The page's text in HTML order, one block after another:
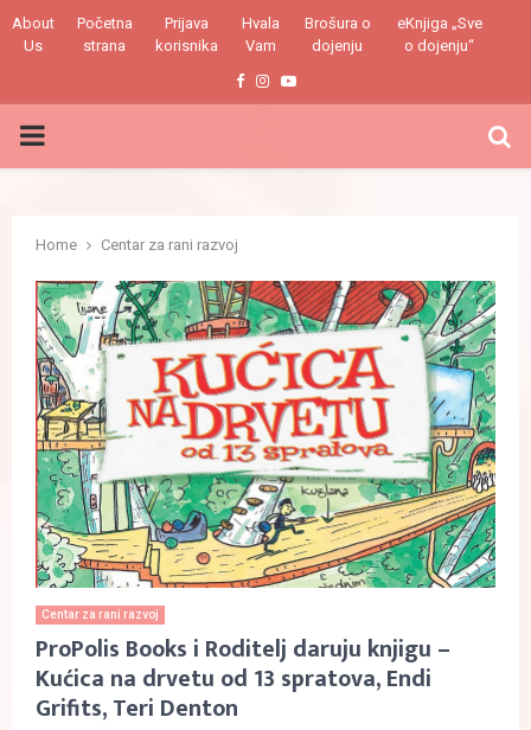
About
Us
Početna
strana
Prijava
korisnika
Hvala
Vam
Brošura o
dojenju
eKnjiga „Sve
o dojenju“
Facebook
Instagram
Youtube
PRIMARY
Home Centar za rani razvoj
Centar za rani razvoj
ProPolis Books i Roditelj daruju knjigu –
Kućica na drvetu od 13 spratova, Endi
Grifits, Teri Denton